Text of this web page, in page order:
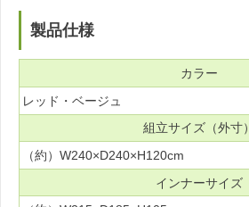
製品仕様
カラー
レッド・ベージュ
組立サイズ（外寸）
（約）W240×D240×H120cm
インナーサイズ